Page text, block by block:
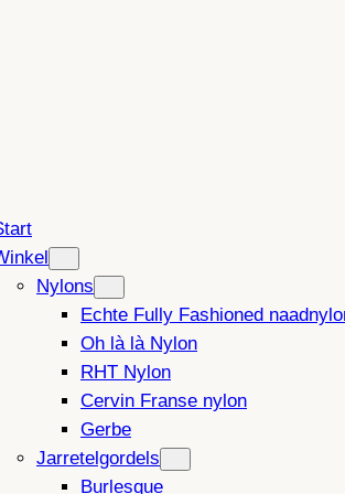
Nylons
Echte Fully Fashioned
Oh là là Nylon
RHT Nylon
Cervin Franse nylon
Gerbe
Jarretelgordels
Burlesque